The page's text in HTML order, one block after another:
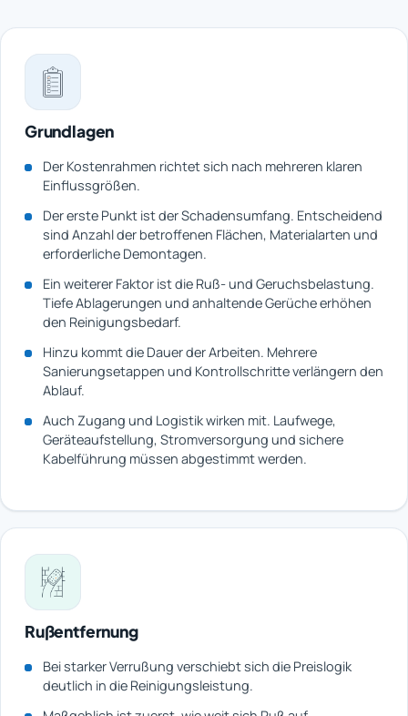
Grundlagen
Der Kostenrahmen richtet sich nach mehreren klaren
Einflussgrößen.
Der erste Punkt ist der Schadensumfang. Entscheidend
sind Anzahl der betroffenen Flächen, Materialarten und
erforderliche Demontagen.
Ein weiterer Faktor ist die Ruß- und Geruchsbelastung.
Tiefe Ablagerungen und anhaltende Gerüche erhöhen
den Reinigungsbedarf.
Hinzu kommt die Dauer der Arbeiten. Mehrere
Sanierungsetappen und Kontrollschritte verlängern den
Ablauf.
Auch Zugang und Logistik wirken mit. Laufwege,
Geräteaufstellung, Stromversorgung und sichere
Kabelführung müssen abgestimmt werden.
Rußentfernung
Bei starker Verrußung verschiebt sich die Preislogik
deutlich in die Reinigungsleistung.